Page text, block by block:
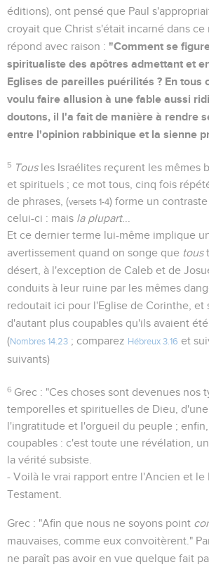
éditions), ont pensé que Paul
croyait que Christ s'était incarné dans ce
répond avec raison : "Comment se
spiritualiste des apôtres admettant et
Eglises de pareilles puérilités ? En tous
voulu faire allusion à une fable aussi
doutons, il l'a fait de manière à rendre
entre l'opinion rabbinique et la sienne
5 Tousles Israélites reçurent les mêmes
et spirituels ; ce mot tous, cinq fois
de phrases, (versets 1-4) forme un
celui-ci : mais la plupart...
Et ce dernier terme lui-même implique
avertissement quand on songe que tous
désert, à l'exception de Caleb et de
conduits à leur ruine par les mêmes
redoutait ici pour l'Eglise de Corinthe, et
d'autant plus coupables qu'ils avaient
(Nombres 14.23 ; comparez Hébreux 3.16 et
suivants)
6 Grec : "Ces choses sont devenues nos
temporelles et spirituelles de Dieu, d'une
l'ingratitude et l'orgueil du peuple ;
coupables : c'est toute une révélation,
la vérité subsiste.
- Voilà le vrai rapport entre l'Ancien et le
Testament.
Grec : "Afin que nous ne soyons point
mauvaises, comme eux convoitèrent."
ne paraît pas avoir en vue quelque fait